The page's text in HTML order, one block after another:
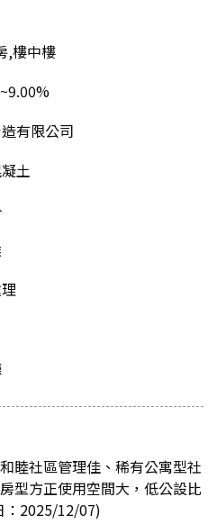
,樓中樓
有限公司
土
睦社區管理佳、稀有公寓型社
型方正使用空間大，低公設比
：2025/12/07)